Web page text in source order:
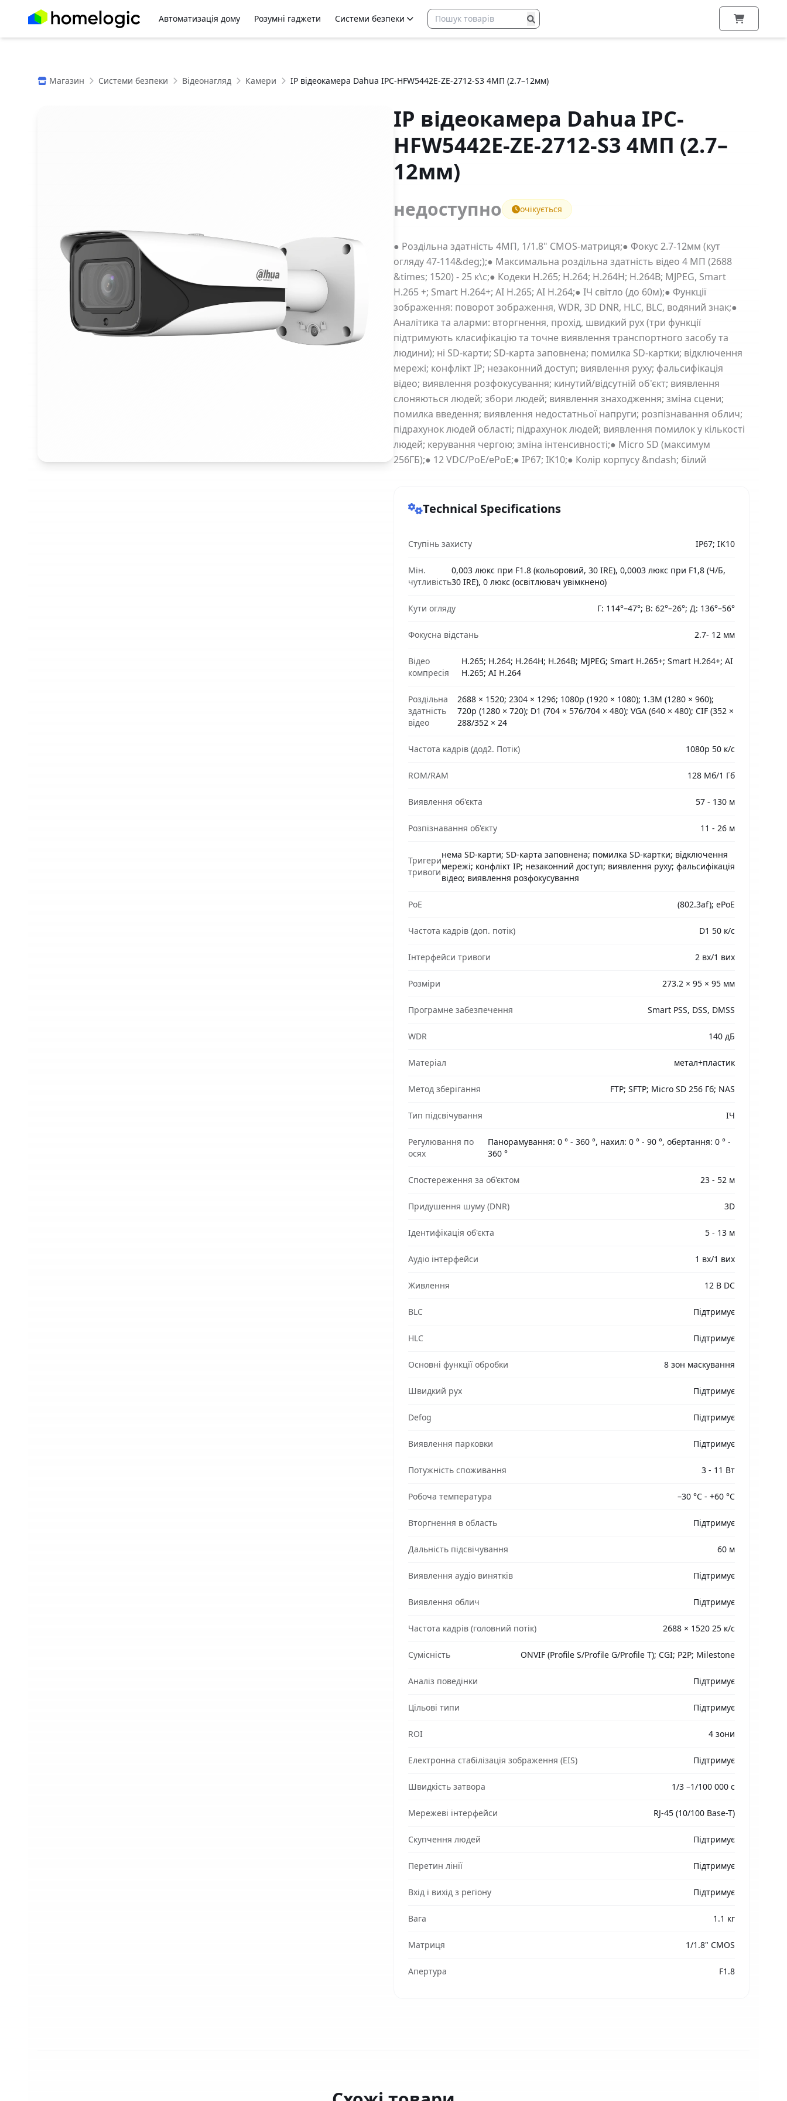
Автоматизація дому Розумні гаджети Системи безпеки
Магазин Системи безпеки Відеонагляд Камери IP відеокамера Dahua IPC-HFW5442E-ZE-2712-S3 4МП (2.7–12мм)
IP відеокамера Dahua IPC-
HFW5442E-ZE-2712-S3 4МП (2.7–
12мм)
недоступно очікується
● Роздільна здатність 4МП, 1/1.8" CMOS-матриця;● Фокус 2.7-12мм (кут
огляду 47-114&deg;);● Максимальна роздільна здатність відео 4 МП (2688
&times; 1520) - 25 к\с;● Кодеки H.265; H.264; H.264H; H.264B; MJPEG, Smart
H.265 +; Smart H.264+; AI H.265; AI H.264;● ІЧ світло (до 60м);● Функції
зображення: поворот зображення, WDR, 3D DNR, HLC, BLC, водяний знак;●
Аналітика та аларми: вторгнення, прохід, швидкий рух (три функції
підтримують класифікацію та точне виявлення транспортного засобу та
людини); ні SD-карти; SD-карта заповнена; помилка SD-картки; відключення
мережі; конфлікт IP; незаконний доступ; виявлення руху; фальсифікація
відео; виявлення розфокусування; кинутий/відсутній об'єкт; виявлення
слоняються людей; збори людей; виявлення знаходження; зміна сцени;
помилка введення; виявлення недостатньої напруги; розпізнавання облич;
підрахунок людей області; підрахунок людей; виявлення помилок у кількості
людей; керування чергою; зміна інтенсивності;● Micro SD (максимум
256ГБ);● 12 VDC/PoE/ePoE;● IP67; IK10;● Колір корпусу &ndash; білий
Technical Specifications
Ступінь захисту IP67; IK10
Мін.
чутливість
0,003 люкс при F1.8 (кольоровий, 30 IRE), 0,0003 люкс при F1,8 (Ч/Б,
30 IRE), 0 люкс (освітлювач увімкнено)
Кути огляду Г: 114°–47°; В: 62°–26°; Д: 136°–56°
Фокусна відстань 2.7- 12 мм
Відео
компресія
H.265; H.264; H.264H; H.264B; MJPEG; Smart H.265+; Smart H.264+; AI
H.265; AI H.264
Роздільна
здатність
відео
2688 × 1520; 2304 × 1296; 1080p (1920 × 1080); 1.3M (1280 × 960);
720p (1280 × 720); D1 (704 × 576/704 × 480); VGA (640 × 480); CIF (352 ×
288/352 × 24
Частота кадрів (дод2. Потік) 1080p 50 к/с
ROM/RAM 128 Мб/1 Гб
Виявлення об'єкта 57 - 130 м
Розпізнавання об'єкту 11 - 26 м
Тригери
тривоги
нема SD-карти; SD-карта заповнена; помилка SD-картки; відключення
мережі; конфлікт IP; незаконний доступ; виявлення руху; фальсифікація
відео; виявлення розфокусування
PoE (802.3af); ePoE
Частота кадрів (доп. потік) D1 50 к/с
Інтерфейси тривоги 2 вх/1 вих
Розміри 273.2 × 95 × 95 мм
Програмне забезпечення Smart PSS, DSS, DMSS
WDR 140 дБ
Матеріал метал+пластик
Метод зберігання FTP; SFTP; Micro SD 256 Гб; NAS
Тип підсвічування ІЧ
Регулювання по
осях
Панорамування: 0 ° - 360 °, нахил: 0 ° - 90 °, обертання: 0 ° -
360 °
Спостереження за об'єктом 23 - 52 м
Придушення шуму (DNR) 3D
Ідентифікація об'єкта 5 - 13 м
Аудіо інтерфейси 1 вх/1 вих
Живлення 12 В DC
BLC Підтримує
HLC Підтримує
Основні функції обробки 8 зон маскування
Швидкий рух Підтримує
Defog Підтримує
Виявлення парковки Підтримує
Потужність споживання 3 - 11 Вт
Робоча температура –30 °C - +60 °C
Вторгнення в область Підтримує
Дальність підсвічування 60 м
Виявлення аудіо винятків Підтримує
Виявлення облич Підтримує
Частота кадрів (головний потік) 2688 × 1520 25 к/с
Сумісність ONVIF (Profile S/Profile G/Profile T); CGI; P2P; Milestone
Аналіз поведінки Підтримує
Цільові типи Підтримує
ROI 4 зони
Електронна стабілізація зображення (EIS) Підтримує
Швидкість затвора 1/3 –1/100 000 c
Мережеві інтерфейси RJ-45 (10/100 Base-T)
Скупчення людей Підтримує
Перетин лінії Підтримує
Вхід і вихід з регіону Підтримує
Вага 1.1 кг
Матриця 1/1.8" CMOS
Апертура F1.8